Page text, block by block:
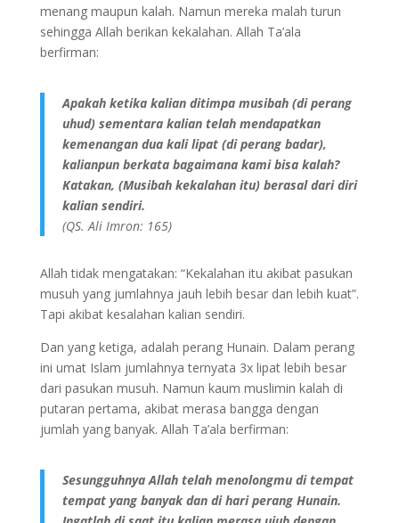
menang maupun kalah. Namun mereka malah turun
sehingga Allah berikan kekalahan. Allah Ta’ala
berfirman:
Apakah ketika kalian ditimpa musibah (di perang
uhud) sementara kalian telah mendapatkan
kemenangan dua kali lipat (di perang badar),
kalianpun berkata bagaimana kami bisa kalah?
Katakan, (Musibah kekalahan itu) berasal dari diri
kalian sendiri.
(QS. Ali Imron: 165)
Allah tidak mengatakan: “Kekalahan itu akibat pasukan
musuh yang jumlahnya jauh lebih besar dan lebih kuat”.
Tapi akibat kesalahan kalian sendiri.
Dan yang ketiga, adalah perang Hunain. Dalam perang
ini umat Islam jumlahnya ternyata 3x lipat lebih besar
dari pasukan musuh. Namun kaum muslimin kalah di
putaran pertama, akibat merasa bangga dengan
jumlah yang banyak. Allah Ta’ala berfirman:
Sesungguhnya Allah telah menolongmu di tempat
tempat yang banyak dan di hari perang Hunain.